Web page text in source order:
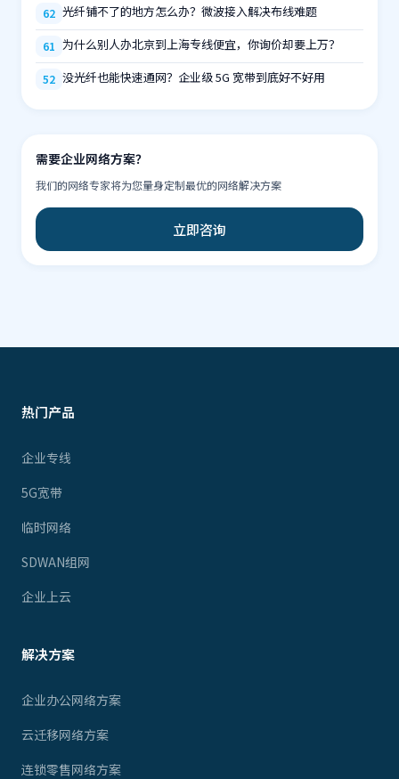
62 光纤铺不了的地方怎么办？微波接入解决布线难题
61 为什么别人办北京到上海专线便宜，你询价却要上万？
52 没光纤也能快速通网？企业级 5G 宽带到底好不好用
需要企业网络方案？
我们的网络专家将为您量身定制最优的网络解决方案
立即咨询
热门产品
企业专线
5G宽带
临时网络
SDWAN组网
企业上云
解决方案
企业办公网络方案
云迁移网络方案
连锁零售网络方案